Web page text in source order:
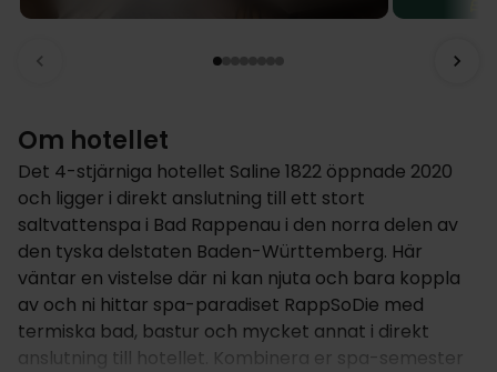
Om hotellet
Det 4-stjärniga hotellet Saline 1822 öppnade 2020
och ligger i direkt anslutning till ett stort
saltvattenspa i Bad Rappenau i den norra delen av
den tyska delstaten Baden-Württemberg. Här
väntar en vistelse där ni kan njuta och bara koppla
av och ni hittar spa-paradiset RappSoDie med
termiska bad, bastur och mycket annat i direkt
anslutning till hotellet. Kombinera er spa-semester